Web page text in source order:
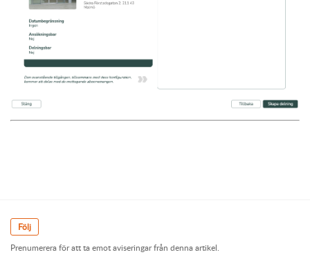
Följ
Prenumerera för att ta emot aviseringar från denna artikel.